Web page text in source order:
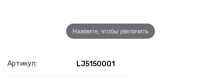
Нажмите, чтобы увеличить
Артикул: LJ5150001